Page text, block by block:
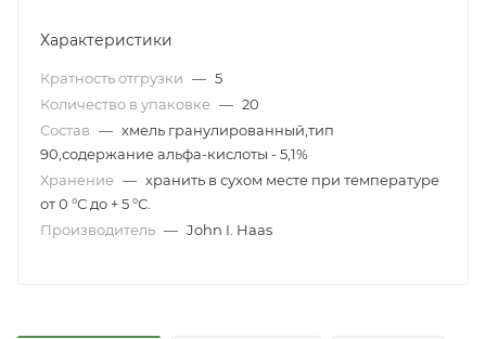
Характеристики
Кратность отгрузки — 5
Количество в упаковке — 20
Состав — хмель гранулированный,тип
90,содержание альфа-кислоты - 5,1%
Хранение — хранить в сухом месте при температуре
от 0 °С до + 5 °С.
Производитель — John I. Haas